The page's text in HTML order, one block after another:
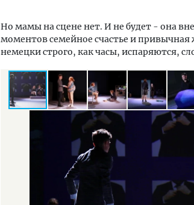
Но мамы на сцене нет. И не будет - она
моментов семейное счастье и
немецки строго, как часы, испаряются,